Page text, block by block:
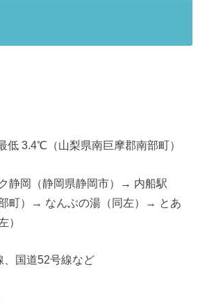
低 3.4℃（山梨県南巨摩郡南部町）
静岡（静岡県静岡市）→ 内船駅
部町）→ なんぶの湯（同左）→ とあ
）
、国道52号線など